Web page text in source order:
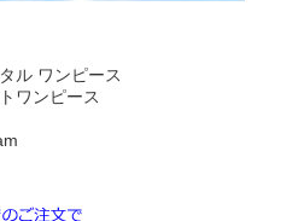
ル ワンピース
ワンピース